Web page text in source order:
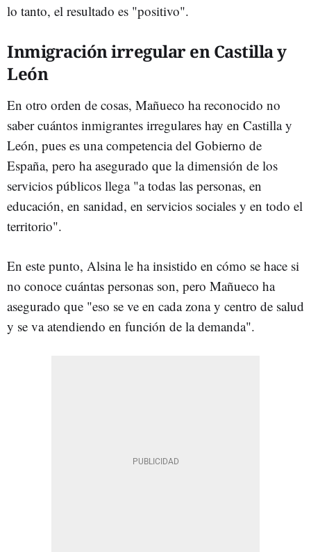
lo tanto, el resultado es "positivo".
Inmigración irregular en Castilla y
León
En otro orden de cosas, Mañueco ha reconocido no
saber cuántos inmigrantes irregulares hay en Castilla y
León, pues es una competencia del Gobierno de
España, pero ha asegurado que la dimensión de los
servicios públicos llega "a todas las personas, en
educación, en sanidad, en servicios sociales y en todo el
territorio".
En este punto, Alsina le ha insistido en cómo se hace si
no conoce cuántas personas son, pero Mañueco ha
asegurado que "eso se ve en cada zona y centro de salud
y se va atendiendo en función de la demanda".